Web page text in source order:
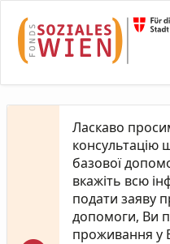
Ласкаво
консультацію
базової
вкажіть всю
подати заяву
допомоги, Ви
проживання у